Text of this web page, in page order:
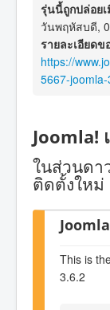
รุ่นนี้ถูกปล่อยเ
วันพฤหัสบดี,
รายละเอียดข
https://
5667-
Joomla!
ในส่วนดา
ติดตั้งใหม่
This is
3.6.2